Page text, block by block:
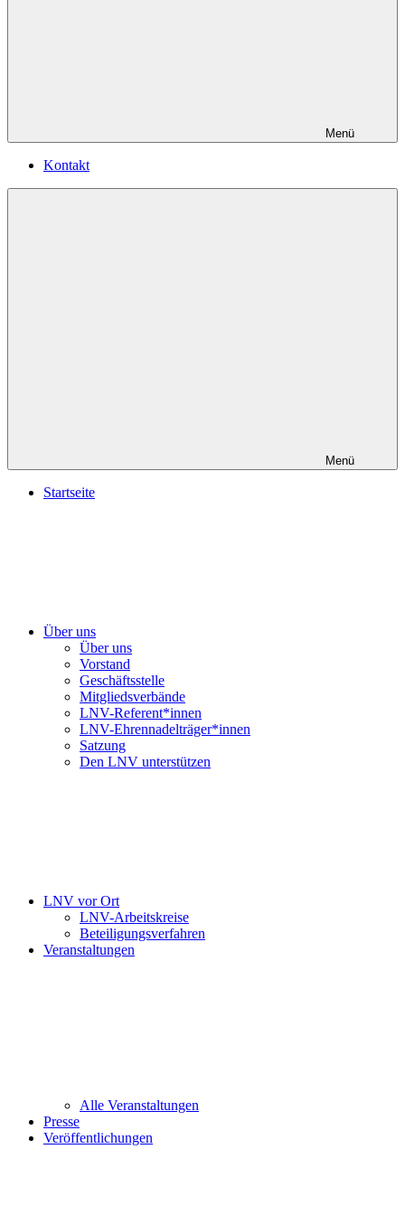
Menü
Kontakt
Menü
Startseite
Über uns
Über uns
Vorstand
Geschäftsstelle
Mitgliedsverbände
LNV-Referent*innen
LNV-Ehrennadelträger*innen
Satzung
Den LNV unterstützen
LNV vor Ort
LNV-Arbeitskreise
Beteiligungsverfahren
Veranstaltungen
Alle Veranstaltungen
Presse
Veröffentlichungen